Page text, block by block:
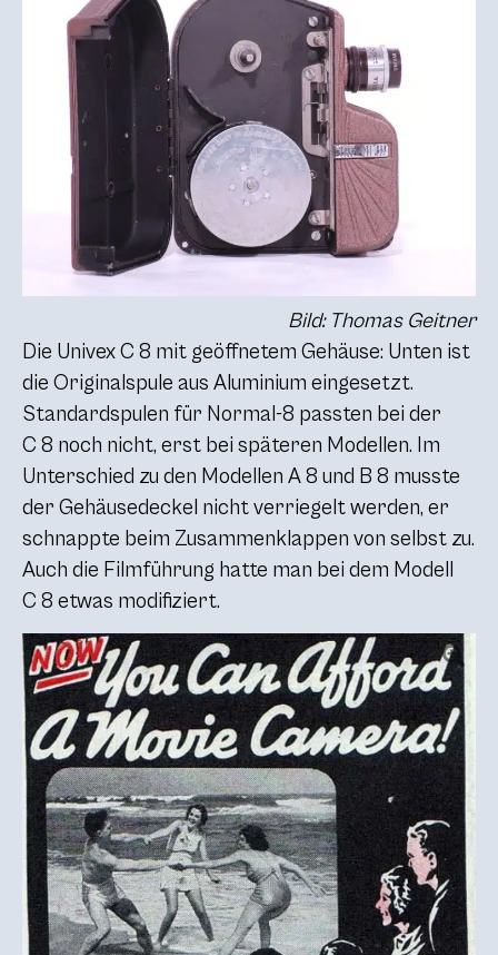
Bild: Thomas Geitner
Die UnivexC 8 mit geöffnetem Gehäuse: Unten ist
die Originalspule aus Aluminium eingesetzt.
Standardspulen für Normal-8 passten bei der
C 8 noch nicht, erst bei späteren Modellen. Im
Unterschied zu den Modellen A 8 und B 8 musste
der Gehäusedeckel nicht verriegelt werden, er
schnappte beim Zusammenklappen von selbst zu.
Auch die Filmführung hatte man bei dem Modell
C 8 etwas modifiziert.